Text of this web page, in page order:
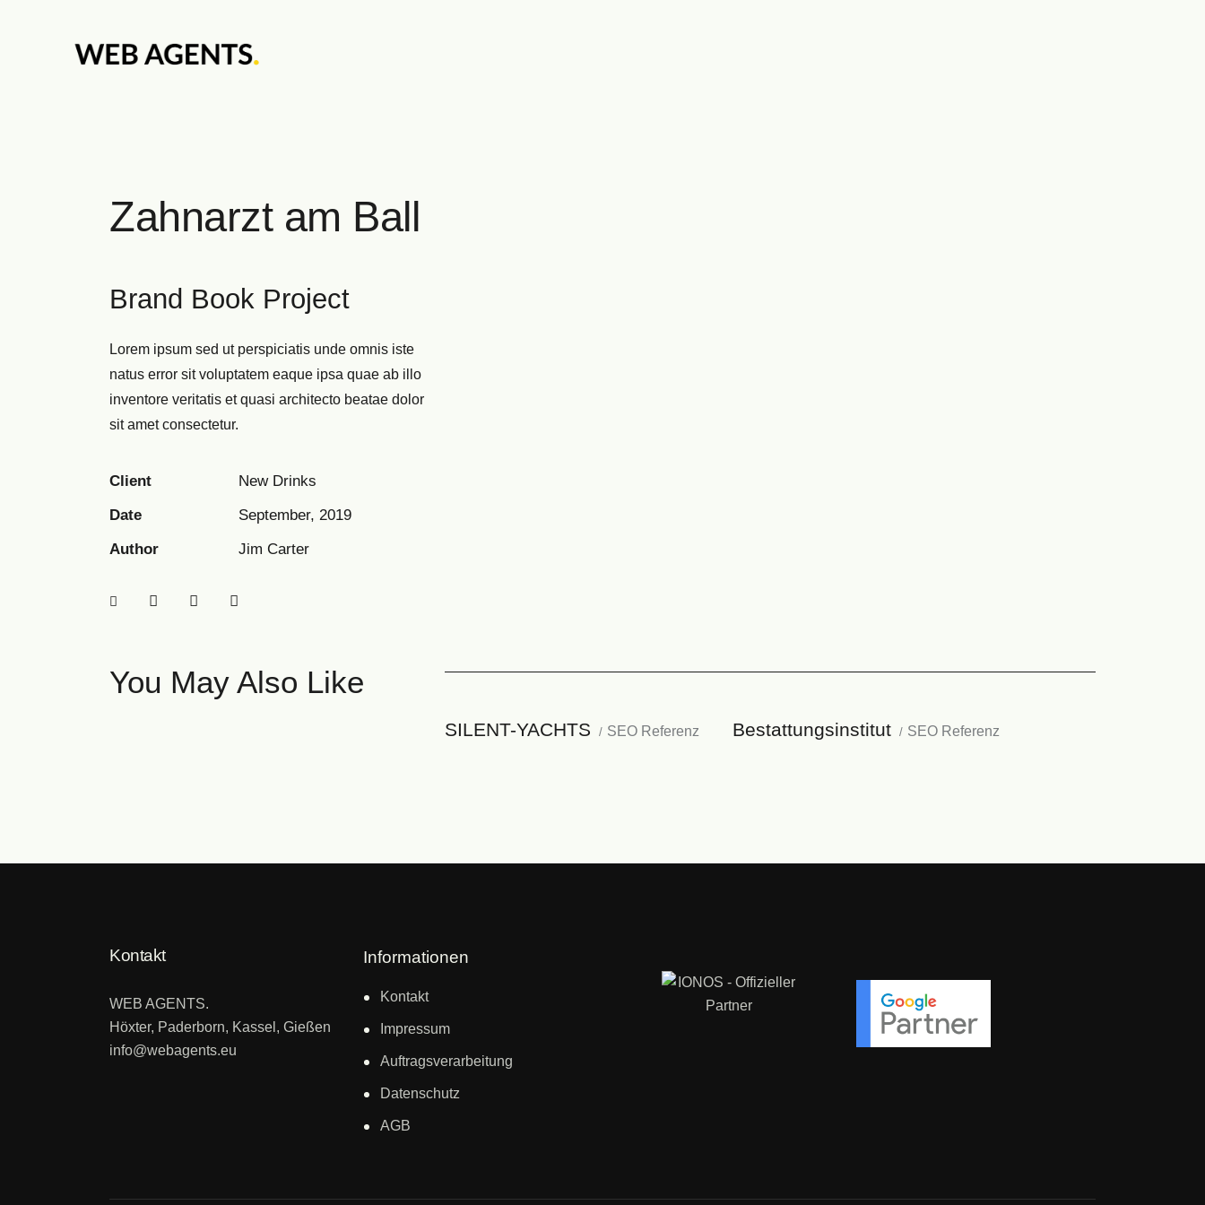
Zahnarzt am Ball
Brand Book Project
Lorem ipsum sed ut perspiciatis unde omnis iste
natus error sit voluptatem eaque ipsa quae ab illo
inventore veritatis et quasi architecto beatae dolor
sit amet consectetur.
Client
New Drinks
Date
September, 2019
Author
Jim Carter
You May Also Like
SEO Referenz
SILENT-YACHTS SEO Referenz
Bestattungsinstitut
Kontakt
WEB AGENTS.
Höxter, Paderborn, Kassel, Gießen
info@webagents.eu
Informationen
Kontakt
Impressum
Auftragsverarbeitung
Datenschutz
AGB